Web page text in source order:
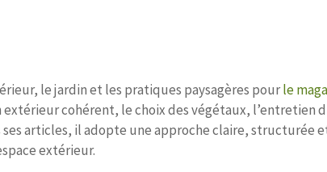
le jardin et les pratiques paysagères pourle
cohérent, le choix des végétaux, l’entretien
articles, il adopte une approche claire, structurée
extérieur.